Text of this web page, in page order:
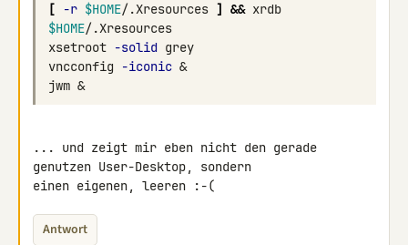
[
-r $HOME/.Xresources ] &&
$HOME
xsetroot -solid
vncconfig
-iconic
... und zeigt mir eben nicht den gerade
genutzen User-Desktop, sondern
einen eigenen, leeren :-(
Antwort